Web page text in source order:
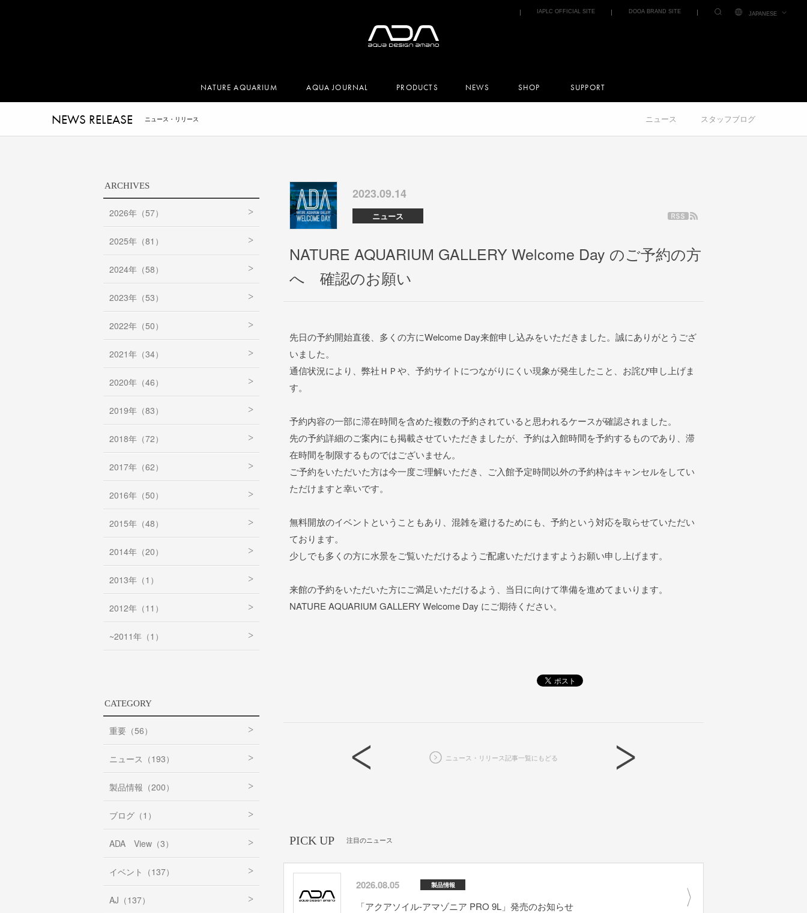
IAPLC OFFICIAL SITE DOOA BRAND SITE JAPANESE
NATURE AQUARIUM AQUA JOURNAL PRODUCTS NEWS SHOP SUPPORT
NEWS RELEASE ニュース・リリース ニュース スタッフブログ
2023.09.14
ニュース
NATURE AQUARIUM GALLERY Welcome Day のご予約の方
へ 確認のお願い
先日の予約開始直後、多くの方にWelcome Day来館申し込みをいただきました。誠にありがとうござ
いました。
通信状況により、弊社ＨＰや、予約サイトにつながりにくい現象が発生したこと、お詫び申し上げま
す。
予約内容の一部に滞在時間を含めた複数の予約されていると思われるケースが確認されました。
先の予約詳細のご案内にも掲載させていただきましたが、予約は入館時間を予約するものであり、滞
在時間を制限するものではございません。
ご予約をいただいた方は今一度ご理解いただき、ご入館予定時間以外の予約枠はキャンセルをしてい
ただけますと幸いです。
無料開放のイベントということもあり、混雑を避けるためにも、予約という対応を取らせていただい
ております。
少しでも多くの方に水景をご覧いただけるようご配慮いただけますようお願い申し上げます。
来館の予約をいただいた方にご満足いただけるよう、当日に向けて準備を進めてまいります。
NATURE AQUARIUM GALLERY Welcome Day にご期待ください。
ニュース・リリース記事一覧にもどる
PICK UP 注目のニュース
2026.08.05 製品情報
「アクアソイル-アマゾニア PRO 9L」発売のお知らせ
ARCHIVES
2026年（57）
2025年（81）
2024年（58）
2023年（53）
2022年（50）
2021年（34）
2020年（46）
2019年（83）
2018年（72）
2017年（62）
2016年（50）
2015年（48）
2014年（20）
2013年（1）
2012年（11）
~2011年（1）
CATEGORY
重要（56）
ニュース（193）
製品情報（200）
ブログ（1）
ADA View（3）
イベント（137）
AJ（137）